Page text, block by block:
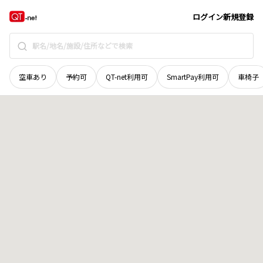
ログイン新規登録
空車あり 予約可 QT-net利用可 SmartPay利用可 車椅子
北海道